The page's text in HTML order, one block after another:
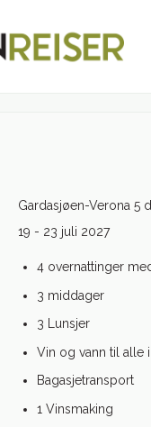
Gardasjøen-Verona 5
19 - 23 juli 2027
4 overnattinger
3 middager
3 Lunsjer
Vin og vann til alle
Bagasjetransport
1 Vinsmaking